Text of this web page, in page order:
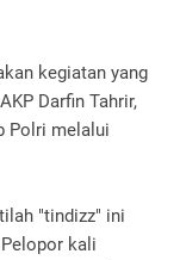
kegiatan yang
Darfin Tahrir,
Polri melalui
"tindizz" ini
kali